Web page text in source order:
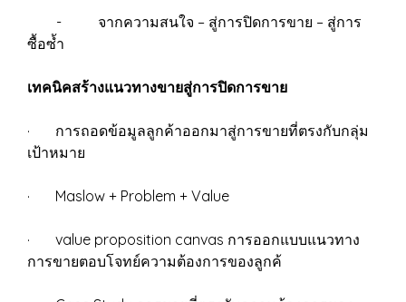
- จากความสนใจ – สู่การปิดการขาย – สู่การ
ซื้อซ้ำ
เทคนิคสร้างแนวทางขายสู่การปิดการขาย
· การถอดข้อมูลลูกค้าออกมาสู่การขายที่ตรงกับกลุ่ม
เป้าหมาย
· Maslow + Problem + Value
· value proposition canvas การออกแบบแนวทาง
การขายตอบโจทย์ความต้องการของลูกค้